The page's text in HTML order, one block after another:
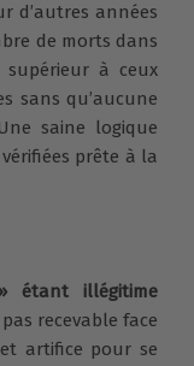
d’autres années
de morts dans
à ceux
sans qu’aucune
saine logique
prête à la
étant illégitime
recevable face
artifice pour se